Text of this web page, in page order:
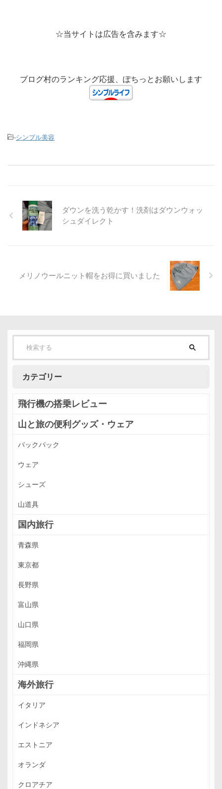
☆当サイトは広告を含みます☆
ブログ村のランキング応援、ぽちっとお願いします
-シンプル美容
ダウンを洗う乾かす！洗剤はダウンウォッ
シュダイレクト
メリノウールニット帽をお得に買いました
カテゴリー
飛行機の搭乗レビュー
山と旅の便利グッズ・ウェア
バックパック
ウェア
シューズ
山道具
国内旅行
青森県
東京都
長野県
富山県
山口県
福岡県
沖縄県
海外旅行
イタリア
インドネシア
エストニア
オランダ
クロアチア